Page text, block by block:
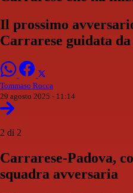
Il prossimo
Carrarese guidata
Tommaso Rocca
29 agosto 2025 - 11:14
2 di 2
Carrarese-Padova,
squadra avversaria